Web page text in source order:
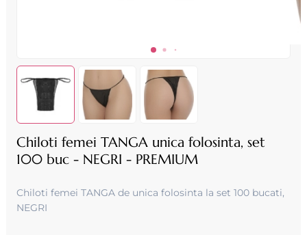
Chiloti femei TANGA unica folosinta, set
100 buc - NEGRI - PREMIUM
Chiloti femei TANGA de unica folosinta la set 100 bucati ,
NEGRI